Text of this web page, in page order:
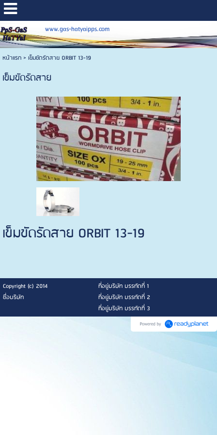
www.gas-hatyaipps.com
หน้าแรก> เข็มขัดรัดสาย ORBIT 13-19
เข็มขัดรัดสาย
เข็มขัดรัดสาย ORBIT 13-19
Copyright (c) 2014
ที่อยู่บริษัท บรรทัดที่ 1
ชื่อบริษัท
ที่อยู่บริษัท บรรทัดที่ 2
ที่อยู่บริษัท บรรทัดที่ 3